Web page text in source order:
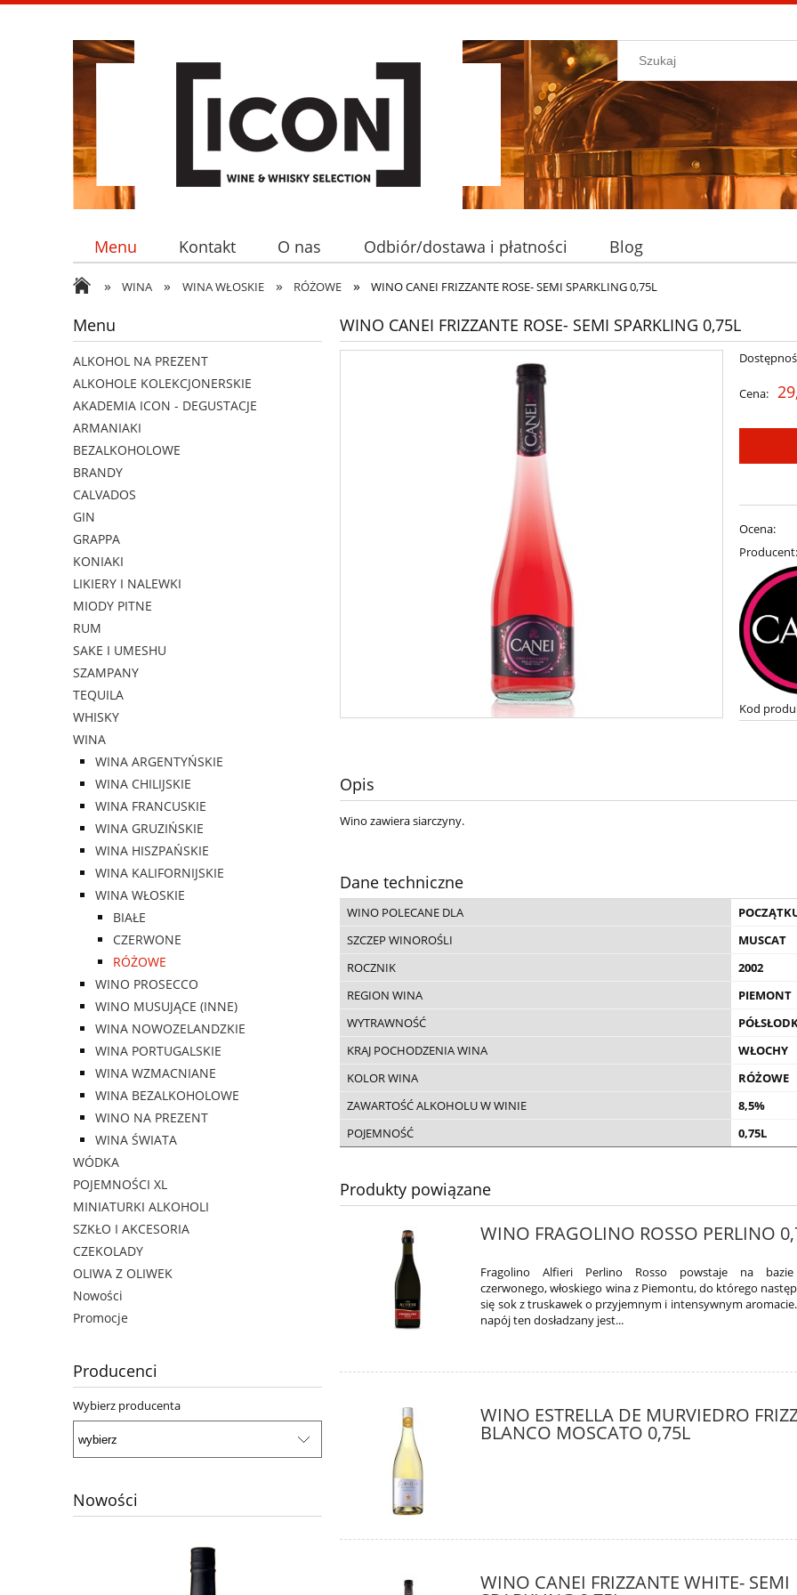
Menu Kontakt O nas Odbiór/dostawa i płatności Blog
» WINA » WINA WŁOSKIE » RÓŻOWE » WINO CANEI FRIZZANTE ROSE- SEMI SPARKLING 0,75L
Menu
ALKOHOL NA PREZENT
ALKOHOLE KOLEKCJONERSKIE
AKADEMIA ICON - DEGUSTACJE
ARMANIAKI
BEZALKOHOLOWE
BRANDY
CALVADOS
GIN
GRAPPA
KONIAKI
LIKIERY I NALEWKI
MIODY PITNE
RUM
SAKE I UMESHU
SZAMPANY
TEQUILA
WHISKY
WINA
WINA ARGENTYŃSKIE
WINA CHILIJSKIE
WINA FRANCUSKIE
WINA GRUZIŃSKIE
WINA HISZPAŃSKIE
WINA KALIFORNIJSKIE
WINA WŁOSKIE
BIAŁE
CZERWONE
RÓŻOWE
WINO PROSECCO
WINO MUSUJĄCE (INNE)
WINA NOWOZELANDZKIE
WINA PORTUGALSKIE
WINA WZMACNIANE
WINA BEZALKOHOLOWE
WINO NA PREZENT
WINA ŚWIATA
WÓDKA
POJEMNOŚCI XL
MINIATURKI ALKOHOLI
SZKŁO I AKCESORIA
CZEKOLADY
OLIWA Z OLIWEK
Nowości
Promocje
Producenci
Wybierz producenta
Nowości
WINO CANEI FRIZZANTE ROSE- SEMI SPARKLING 0,75L
Cena:
Ocena:
Producent:
Kod
Opis
Wino zawiera siarczyny.
Dane techniczne
WINO POLECANE DLA
SZCZEP WINOROŚLI
MUSCAT
ROCZNIK
2002
REGION WINA
PIEMONT
WYTRAWNOŚĆ
KRAJ POCHODZENIA WINA
WŁOCHY
KOLOR WINA
RÓŻOWE
ZAWARTOŚĆ ALKOHOLU W WINIE
8,5%
POJEMNOŚĆ
0,75L
Produkty powiązane
WINO FRAGOLINO ROSSO PERLINO
Fragolino Alfieri Perlino Rosso powstaje na bazie
czerwonego, włoskiego wina z Piemontu, do którego
się sok z truskawek o przyjemnym i intensywnym
napój ten dosładzany jest...
WINO ESTRELLA DE MURVIEDRO
BLANCO MOSCATO 0,75L
WINO CANEI FRIZZANTE WHITE- SEMI